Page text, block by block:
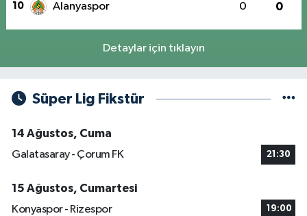
10 Alanyaspor 0 0
Detaylar için tıklayın
Süper Lig Fikstür
14 Ağustos, Cuma
Galatasaray - Çorum FK
21:30
15 Ağustos, Cumartesi
Konyaspor - Rizespor
19:00